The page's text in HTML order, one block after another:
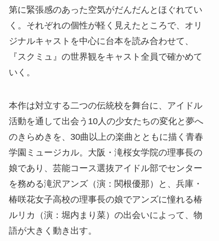
第に緊張感のあった空気がだんだんとほぐれてい
く。それぞれの個性が軽く見えたところで、オリ
ジナルキャストを中心に台本を読み合わせて、
『スクミュ』の世界観をキャスト全員で確かめて
いく。
本作は対立する二つの伝統校を舞台に、アイドル
活動を通して出会う10人の少女たちの変化と夢へ
のきらめきを、30曲以上の楽曲とともに描く青春
学園ミュージカル。大阪・滝桜女学院の理事長の
娘であり、芸能コース選抜アイドル部でセンター
を務める滝沢アンズ（演：関根優那）と、兵庫・
椿咲花女子高校の理事長の娘でアンズに憧れる椿
ルリカ（演：堀内まり菜）の出会いによって、物
語が大きく動き出す。